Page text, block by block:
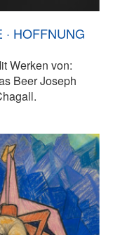
· HOFFNUNG
Werken von:
Beer Joseph